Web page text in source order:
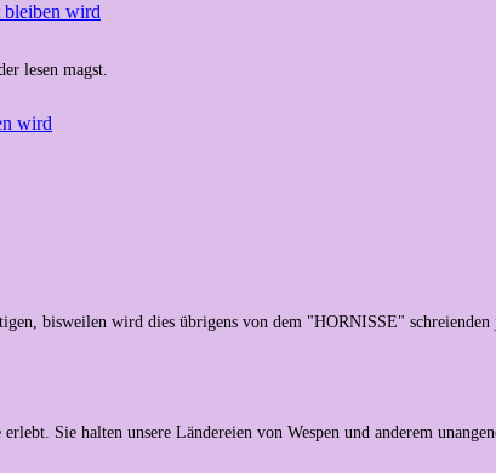
bleiben wird
lesen magst.
wird
bisweilen wird dies übrigens von dem "HORNISSE"
Sie halten unsere Ländereien von Wespen und anderem